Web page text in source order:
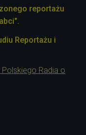
reportażu
Reportażu i
Radia o